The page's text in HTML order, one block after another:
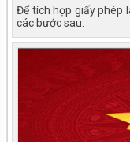
Để tích hợp giấy phép
các bước sau: